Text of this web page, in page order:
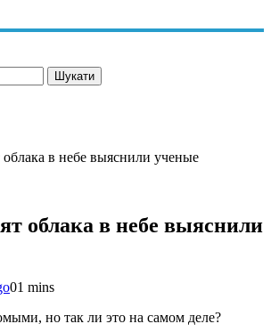
облака в небе выяснили ученые
облака в небе выяснили
01 mins
но так ли это на самом деле?